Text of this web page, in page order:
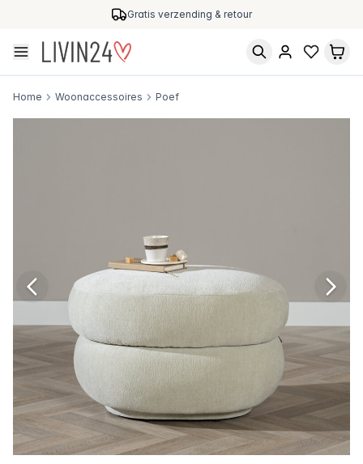
Gratis verzending & retour
Home Woonaccessoires Poef